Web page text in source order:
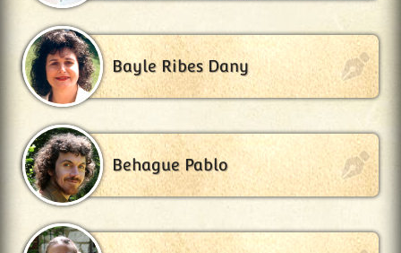
Bayle Ribes Dany
Behague Pablo